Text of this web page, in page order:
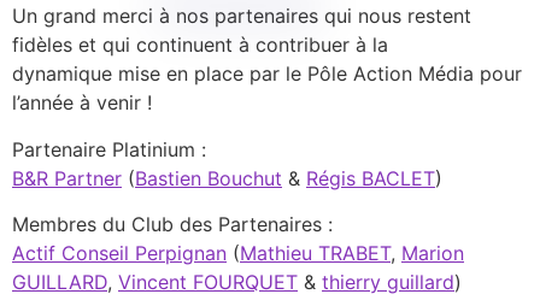
Un grand merci à nos partenaires qui nous restent
fidèles et qui continuent à contribuer à la
dynamique mise en place par le Pôle Action Média pour
l’année à venir !
Partenaire Platinium :
B&R Partner (Bastien Bouchut & Régis BACLET)
Membres du Club des Partenaires :
Actif Conseil Perpignan (Mathieu TRABET, Marion
GUILLARD, Vincent FOURQUET & thierry guillard)